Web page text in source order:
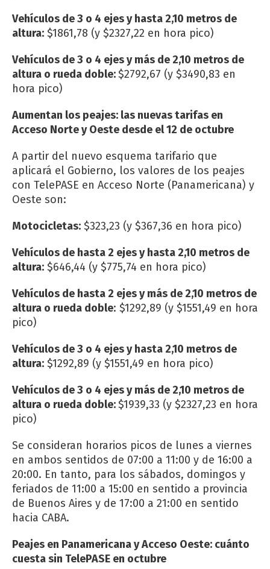
Vehículos de 3 o 4 ejes y hasta 2,10 metros de
altura: $1861,78 (y $2327,22 en hora pico)
Vehículos de 3 o 4 ejes y más de 2,10 metros de
altura o rueda doble:$2792,67 (y $3490,83 en
hora pico)
Aumentan los peajes: las nuevas tarifas en
Acceso Norte y Oeste desde el 12 de octubre
A partir del nuevo esquema tarifario que
aplicará el Gobierno, los valores de los peajes
con TelePASE en Acceso Norte (Panamericana) y
Oeste son:
Motocicletas: $323,23 (y $367,36 en hora pico)
Vehículos de hasta 2 ejes y hasta 2,10 metros de
altura: $646,44 (y $775,74 en hora pico)
Vehículos de hasta 2 ejes y más de 2,10 metros de
altura o rueda doble: $1292,89 (y $1551,49 en hora
pico)
Vehículos de 3 o 4 ejes y hasta 2,10 metros de
altura: $1292,89 (y $1551,49 en hora pico)
Vehículos de 3 o 4 ejes y más de 2,10 metros de
altura o rueda doble:$1939,33 (y $2327,23 en hora
pico)
Se consideran horarios picos de lunes a viernes
en ambos sentidos de 07:00 a 11:00 y de 16:00 a
20:00. En tanto, para los sábados, domingos y
feriados de 11:00 a 15:00 en sentido a provincia
de Buenos Aires y de 17:00 a 21:00 en sentido
hacia CABA.
Peajes en Panamericana y Acceso Oeste: cuánto
cuesta sin TelePASE en octubre